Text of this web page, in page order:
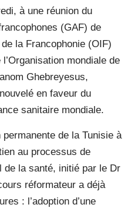
à une réunion du
(GAF) de
la Francophonie (OIF)
mondiale de
Ghebreyesus,
en faveur du
sanitaire mondiale.
de la Tunisie à
au processus de
de la santé, initié par le Dr
réformateur a déjà
: l’adoption d’une